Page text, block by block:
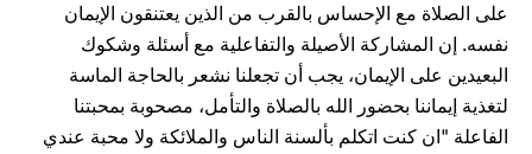
على الصلاة مع الإحساس بالقرب من الذين يعتنقون الإيمان
نفسه. إن المشاركة الأصيلة والتفاعلية مع أسئلة وشكوك
البعيدين على الإيمان، يجب أن تجعلنا نشعر بالحاجة الماسة
لتغذية إيماننا بحضور الله بالصلاة والتأمل، مصحوبة بمحبتنا
الفاعلة "ان كنت اتكلم بألسنة الناس والملائكة ولا محبة عندي